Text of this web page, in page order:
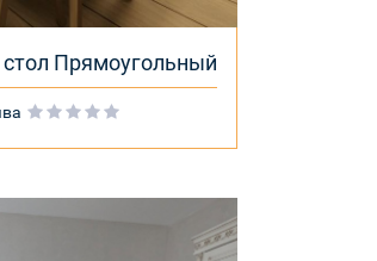
Прямоугольный